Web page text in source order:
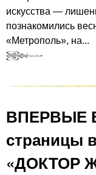
искусства —
познакомились
«Метрополь», на...
ВПЕРВЫЕ
страницы
«ДОКТОР